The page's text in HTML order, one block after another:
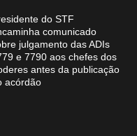
do STF
comunicado
julgamento das ADIs
e 7790 aos chefes dos
antes da publicação
acórdão